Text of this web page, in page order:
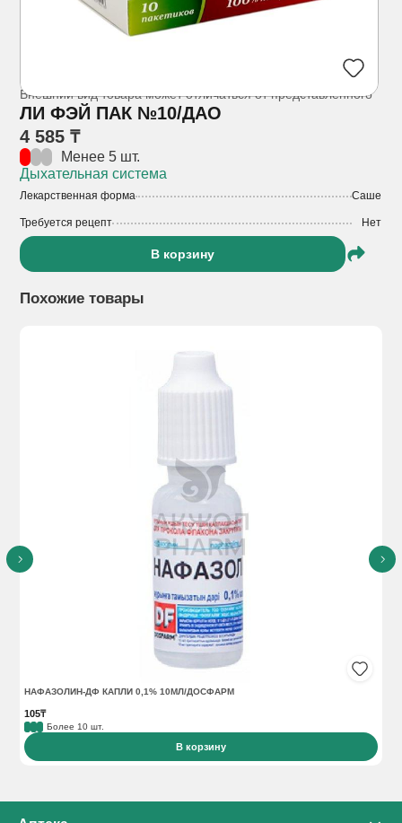
Внешний вид товара может отличаться от представленного
ЛИ ФЭЙ ПАК №10/ДАО
4 585 ₸
Менее 5 шт.
Дыхательная система
Лекарственная форма Саше
Требуется рецепт Нет
В корзину
Похожие товары
НАФАЗОЛИН-ДФ КАПЛИ 0,1% 10МЛ/ДОСФАРМ
105₸
Более 10 шт.
В корзину